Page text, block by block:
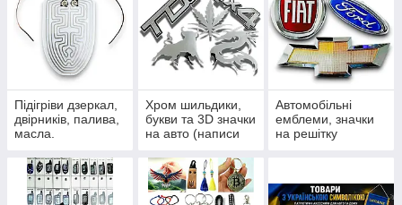
Підігріви дзеркал,
двірників, палива,
масла.
Хром шильдики,
букви та 3D значки
на авто (написи
Автомобільні
емблеми, значки
на решітку